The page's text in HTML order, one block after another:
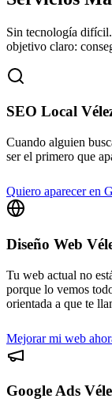
Sin tecnología
objetivo claro:
SEO Local
Cuando alguien
ser el primero que
Quiero aparecer en
Diseño Web
Tu web actual no
porque lo vemos
orientada a que te
Mejorar mi web
Google Ads